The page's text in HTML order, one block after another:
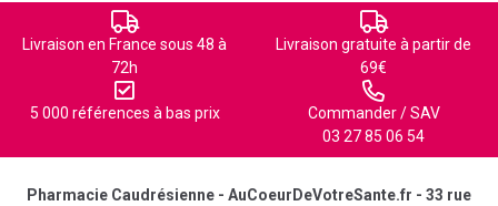
Livraison en France sous 48 à
72h
Livraison gratuite à partir de
69€
5 000 références à bas prix
Commander / SAV
03 27 85 06 54
Pharmacie Caudrésienne - AuCoeurDeVotreSante.fr - 33 rue